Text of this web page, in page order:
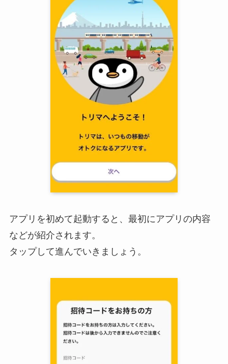
アプリを初めて起動すると、最初にアプリの内容
などが紹介されます。
タップして進んでいきましょう。